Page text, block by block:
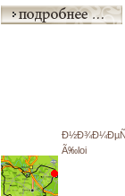
Ã‰loi